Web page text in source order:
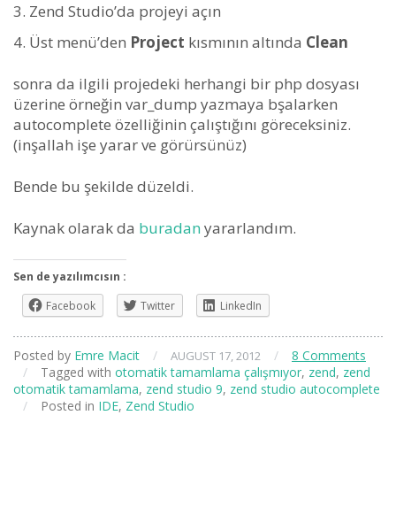
Zend Studio’da projeyi açın
Üst menü’den Project kısmının altında Clean
sonra da ilgili projedeki herhangi bir php dosyası
üzerine örneğin var_dump yazmaya bşalarken
autocomplete özelliğinin çalıştığını göreceksiniz.
(inşallah işe yarar ve görürsünüz)
Bende bu şekilde düzeldi.
Kaynak olarak da buradanyararlandım.
Sen de yazılımcısın :
Facebook
Twitter LinkedIn
Posted by Emre Macit / AUGUST 17, 2012 /
8 Comments
/
Tagged with otomatik tamamlama çalışmıyor, zend, zend
otomatik tamamlama, zend studio 9, zend studio autocomplete
/
Posted in IDE, Zend Studio